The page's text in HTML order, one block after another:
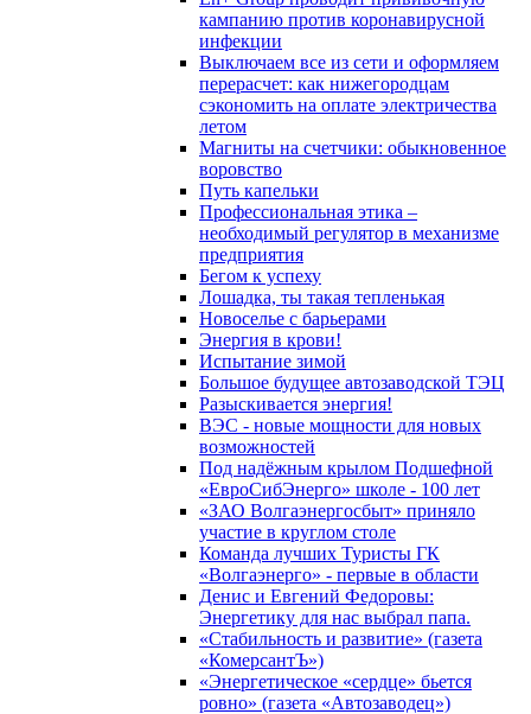
кампанию против коронавирусной
инфекции
Выключаем все из сети и оформляем
перерасчет: как нижегородцам
сэкономить на оплате электричества
летом
Магниты на счетчики: обыкновенное
воровство
Путь капельки
Профессиональная этика –
необходимый регулятор в механизме
предприятия
Бегом к успеху
Лошадка, ты такая тепленькая
Новоселье с барьерами
Энергия в крови!
Испытание зимой
Большое будущее автозаводской ТЭЦ
Разыскивается энергия!
ВЭС - новые мощности для новых
возможностей
Под надёжным крылом Подшефной
«ЕвроСибЭнерго» школе - 100 лет
«ЗАО Волгаэнергосбыт» приняло
участие в круглом столе
Команда лучших Туристы ГК
«Волгаэнерго» - первые в области
Денис и Евгений Федоровы:
Энергетику для нас выбрал папа.
«Стабильность и развитие» (газета
«КомерсантЪ»)
«Энергетическое «сердце» бьется
ровно» (газета «Автозаводец»)